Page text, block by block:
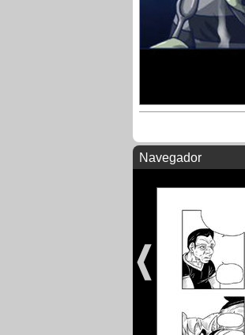
Navegador